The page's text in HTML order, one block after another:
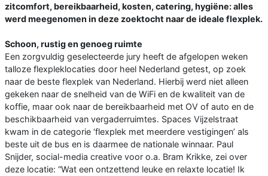
zitcomfort, bereikbaarheid, kosten, catering, hygiëne: alles
werd meegenomen in deze zoektocht naar de ideale flexplek.
Schoon, rustig en genoeg ruimte
Een zorgvuldig geselecteerde jury heeft de afgelopen weken
talloze flexpleklocaties door heel Nederland getest, op zoek
naar de beste flexplek van Nederland. Hierbij werd niet alleen
gekeken naar de snelheid van de WiFi en de kwaliteit van de
koffie, maar ook naar de bereikbaarheid met OV of auto en de
beschikbaarheid van vergaderruimtes. Spaces Vijzelstraat
kwam in de categorie ‘flexplek met meerdere vestigingen’ als
beste uit de bus en is daarmee de nationale winnaar. Paul
Snijder, social-media creative voor o.a. Bram Krikke, zei over
deze locatie: “Wat een ontzettend leuke en relaxte locatie! Ik